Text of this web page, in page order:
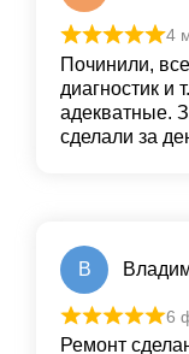
4
Починили,
диагностик и
адекватные.
сделали за
В
6
Ремонт